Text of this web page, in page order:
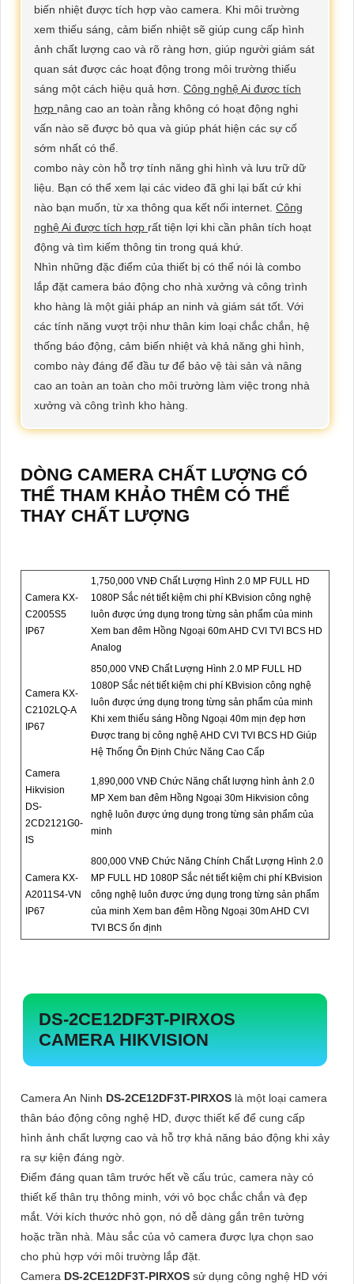
biến nhiệt được tích hợp vào camera. Khi môi trường
xem thiếu sáng, cảm biến nhiệt sẽ giúp cung cấp hình
ảnh chất lượng cao và rõ ràng hơn, giúp người giám sát
quan sát được các hoạt động trong môi trường thiếu
sáng một cách hiệu quả hơn. Công nghệ Ai được tích
hợp nâng cao an toàn rằng không có hoạt động nghi
vấn nào sẽ được bỏ qua và giúp phát hiện các sự cố
sớm nhất có thể.
combo này còn hỗ trợ tính năng ghi hình và lưu trữ dữ
liệu. Bạn có thể xem lại các video đã ghi lại bất cứ khi
nào bạn muốn, từ xa thông qua kết nối internet. Công
nghệ Ai được tích hợp rất tiện lợi khi cần phân tích hoạt
động và tìm kiếm thông tin trong quá khứ.
Nhìn những đặc điểm của thiết bị có thể nói là combo
lắp đặt camera báo động cho nhà xưởng và công trình
kho hàng là một giải pháp an ninh và giám sát tốt. Với
các tính năng vượt trội như thân kim loại chắc chắn, hệ
thống báo động, cảm biến nhiệt và khả năng ghi hình,
combo này đáng để đầu tư để bảo vệ tài sản và nâng
cao an toàn an toàn cho môi trường làm việc trong nhà
xưởng và công trình kho hàng.
DÒNG CAMERA CHẤT LƯỢNG CÓ
THỂ THAM KHẢO THÊM CÓ THỂ
THAY CHẤT LƯỢNG
Camera KX-
C2005S5
IP67
1,750,000 VNĐ Chất Lượng Hình 2.0 MP FULL HD
1080P Sắc nét tiết kiệm chi phí KBvision công nghệ
luôn được ứng dụng trong từng sản phẩm của minh
Xem ban đêm Hồng Ngoại 60m AHD CVI TVI BCS HD
Analog
Camera KX-
C2102LQ-A
IP67
850,000 VNĐ Chất Lượng Hình 2.0 MP FULL HD
1080P Sắc nét tiết kiệm chi phí KBvision công nghệ
luôn được ứng dụng trong từng sản phẩm của minh
Khi xem thiếu sáng Hồng Ngoại 40m mịn đẹp hơn
Được trang bị công nghệ AHD CVI TVI BCS HD Giúp
Hệ Thống Ổn Định Chức Năng Cao Cấp
Camera
Hikvision
DS-
2CD2121G0-
IS
1,890,000 VNĐ Chức Năng chất lượng hình ảnh 2.0
MP Xem ban đêm Hồng Ngoại 30m Hikvision công
nghệ luôn được ứng dụng trong từng sản phẩm của
minh
Camera KX-
A2011S4-VN
IP67
800,000 VNĐ Chức Năng Chính Chất Lượng Hình 2.0
MP FULL HD 1080P Sắc nét tiết kiệm chi phí KBvision
công nghệ luôn được ứng dụng trong từng sản phẩm
của minh Xem ban đêm Hồng Ngoại 30m AHD CVI
TVI BCS ổn định
DS-2CE12DF3T-PIRXOS
CAMERA HIKVISION
Camera An Ninh DS-2CE12DF3T-PIRXOS là một loại camera
thân báo động công nghệ HD, được thiết kế để cung cấp
hình ảnh chất lượng cao và hỗ trợ khả năng báo động khi xảy
ra sự kiện đáng ngờ.
Điểm đáng quan tâm trước hết về cấu trúc, camera này có
thiết kế thân trụ thông minh, với vỏ bọc chắc chắn và đẹp
mắt. Với kích thước nhỏ gọn, nó dễ dàng gắn trên tường
hoặc trần nhà. Màu sắc của vỏ camera được lựa chọn sao
cho phù hợp với môi trường lắp đặt.
Camera DS-2CE12DF3T-PIRXOS sử dụng công nghệ HD với